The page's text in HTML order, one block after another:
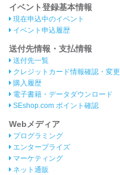
イベント登録基本情報
現在申込中のイベント
イベント申込履歴
送付先情報・支払情報
送付先一覧
クレジットカード情報確認・変更
購入履歴
電子書籍・データダウンロード
SEshop.com ポイント確認
Webメディア
プログラミング
エンタープライズ
マーケティング
ネット通販